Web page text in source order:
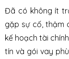
Đã có không ít
gặp sự cố, thậm
kế hoạch tài
tín và gói vay